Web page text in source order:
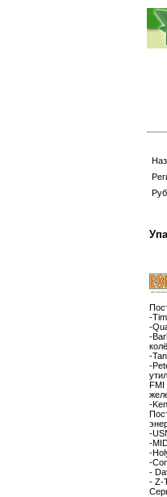
-
-
-
-
-
FMI
-
-
-
-
-
-
- Z-